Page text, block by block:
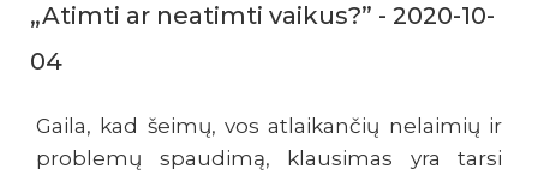
„Atimti ar neatimti vaikus?” - 2020-10-
04
Gaila, kad šeimų, vos atlaikančių nelaimių ir
problemų spaudimą, klausimas yra tarsi